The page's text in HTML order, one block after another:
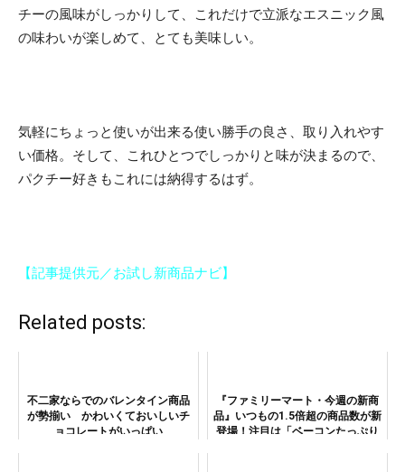
チーの風味がしっかりして、これだけで立派なエスニック風
の味わいが楽しめて、とても美味しい。
気軽にちょっと使いが出来る使い勝手の良さ、取り入れやす
い価格。そして、これひとつでしっかりと味が決まるので、
パクチー好きもこれには納得するはず。
【記事提供元／お試し新商品ナビ】
Related posts:
不二家ならでのバレンタイン商品
が勢揃い かわいくておいしいチ
ョコレートがいっぱい
『ファミリーマート・今週の新商
品』いつもの1.5倍超の商品数が新
登場！注目は「ベーコンたっぷり